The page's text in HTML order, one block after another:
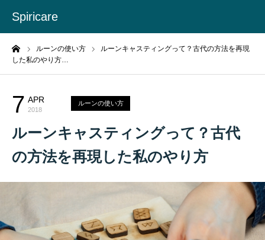
Spiricare
ルーンの使い方
ルーンキャスティングって？古代の方法を再現
した私のやり方…
7 APR
2018
ルーンの使い方
ルーンキャスティングって？古代
の方法を再現した私のやり方